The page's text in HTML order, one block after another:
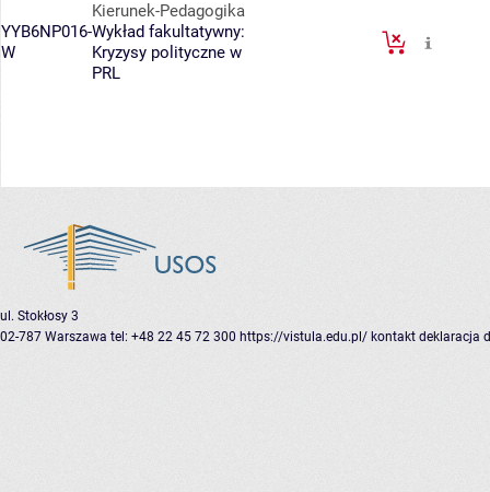
YYB6NP016-
W
Kierunek-Pedagogika
Wykład fakultatywny:
Kryzysy polityczne w
PRL
ul. Stokłosy 3
02-787 Warszawa tel: +48 22 45 72 300 https://vistula.edu.pl/ kontakt deklaracja